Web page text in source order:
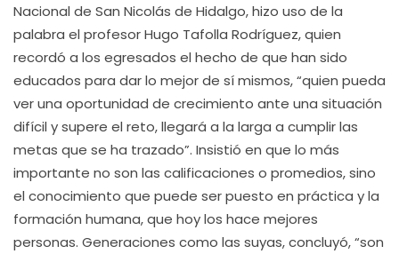
Nacional de San Nicolás de Hidalgo, hizo uso de la
palabra el profesor Hugo Tafolla Rodríguez, quien
recordó a los egresados el hecho de que han sido
educados para dar lo mejor de sí mismos, “quien pueda
ver una oportunidad de crecimiento ante una situación
difícil y supere el reto, llegará a la larga a cumplir las
metas que se ha trazado”. Insistió en que lo más
importante no son las calificaciones o promedios, sino
el conocimiento que puede ser puesto en práctica y la
formación humana, que hoy los hace mejores
personas. Generaciones como las suyas, concluyó, “son